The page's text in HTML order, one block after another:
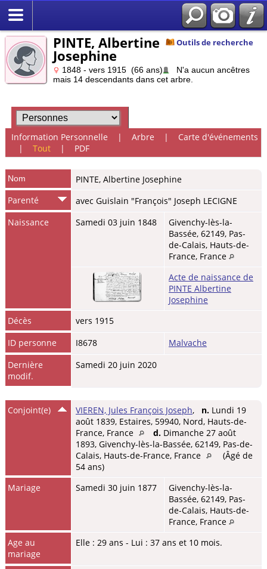
Outils de recherche
PINTE, Albertine
Josephine
1848 - vers 1915 (66 ans)
N'a aucun ancêtres
mais 14 descendants dans cet arbre.
Information Personnelle | Arbre | Carte d'événements
| Tout| PDF
Nom PINTE, Albertine Josephine
Parenté
avec Guislain "François" Joseph LECIGNE
Naissance
Samedi 03 juin 1848
Givenchy-lès-la-
Bassée, 62149, Pas-
de-Calais, Hauts-de-
France, France
Acte de naissance de
PINTE Albertine
Josephine
Décès
vers 1915
ID personne
I8678
Malvache
Dernière
modif.
Samedi 20 juin 2020
Conjoint(e) VIEREN, Jules François Joseph, n. Lundi 19
août 1839, Estaires, 59940, Nord, Hauts-de-
France, France
d. Dimanche 27 août
1893, Givenchy-lès-la-Bassée, 62149, Pas-de-
Calais, Hauts-de-France, France
(Âgé de
54 ans)
Mariage
Samedi 30 juin 1877
Givenchy-lès-la-
Bassée, 62149, Pas-
de-Calais, Hauts-de-
France, France
Age au
mariage
Elle : 29 ans - Lui : 37 ans et 10 mois.